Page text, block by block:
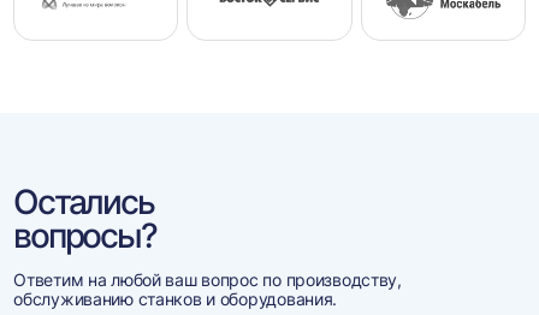
Остались
вопросы?
Ответим на любой ваш вопрос по производству,
обслуживанию станков и оборудования.